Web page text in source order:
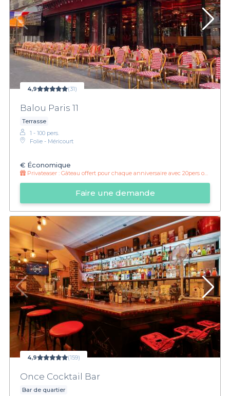
4,9 (31)
Balou Paris 11
Terrasse
1 - 100 pers.
Folie - Méricourt
€ Économique
Privateaser : Gâteau offert pour chaque anniversaire avec 20pers ou plus
Faire une demande
4,9 (159)
Once Cocktail Bar
Bar de quartier